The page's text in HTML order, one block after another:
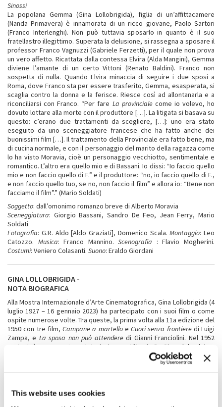
This website uses cookies
Sinossi
La popolana Gemma (Gina Lollobrigida), figlia di un’affittacamere
(Nanda Primavera) è innamorata di un ricco giovane, Paolo Sartori
(Franco Interlenghi). Non può tuttavia sposarlo in quanto è il suo
fratellastro illegittimo. Superata la delusione, si rassegna a sposare il
professor Franco Vagnuzzi (Gabriele Ferzetti), per il quale non prova
un vero affetto. Ricattata dalla contessa Elvira (Alda Mangini), Gemma
diviene l’amante di un certo Vittoni (Renato Baldini). Franco non
sospetta di nulla. Quando Elvira minaccia di seguire i due sposi a
Roma, dove Franco sta per essere trasferito, Gemma, esasperata, si
scaglia contro la donna e la ferisce. Riesce così ad allontanarla e a
riconciliarsi con Franco. “Per fare La provincialecome io volevo, ho
dovuto lottare alla morte con il produttore […]. La litigata si basava su
questo: c’erano due trattamenti da scegliere, […]: uno era stato
eseguito da uno sceneggiatore francese che ha fatto anche dei
buonissimi film […]. Il trattamento della Provinciale era fatto bene, ma
di cucina normale, e con il personaggio del marito della ragazza come
lo ha visto Moravia, cioè un personaggio vecchiotto, sentimentale e
romantico. L’altro era quello mio e di Bassani. Io dissi: “Io faccio quello
mio e non faccio quello di F.” e il produttore: “no, io faccio quello di F.,
e non faccio quello tuo, se no, non faccio il film” e allora io: “Bene non
facciamo il film”.” (Mario Soldati)
Soggetto: dall’omonimo romanzo breve di Alberto Moravia
Sceneggiatura: Giorgio Bassani, Sandro De Feo, Jean Ferry, Mario
Soldati
Fotografia: G.R. Aldo [Aldo Graziati], Domenico Scala.Montaggio: Leo
Catozzo. Musica: Franco Mannino.Scenografia : Flavio Mogherini.
Costumi: Veniero Colasanti. Suono: Eraldo Giordani
GINA LOLLOBRIGIDA -
NOTA BIOGRAFICA
Alla Mostra Internazionale d’Arte Cinematografica, Gina Lollobrigida (4
luglio 1927 – 16 gennaio 2023) ha partecipato con i suoi film o come
ospite numerose volte. Tra queste, la prima volta alla 11a edizione del
1950 con tre film, Campane a martelloe Cuori senza frontieredi Luigi
Zampa, e La sposa non può attenderedi Gianni Franciolini. Nel 1952
partecipò come protagonista, insieme a Vittorio De Sica, del celebre
nel film di Alessandro BlasettiAltri tempi
scelto per la serata inaugurale e con lei presente in sala. Nel 1954,
Italo Calvino scrisse su “Cinema nuovo” che lei era “cuore del film,